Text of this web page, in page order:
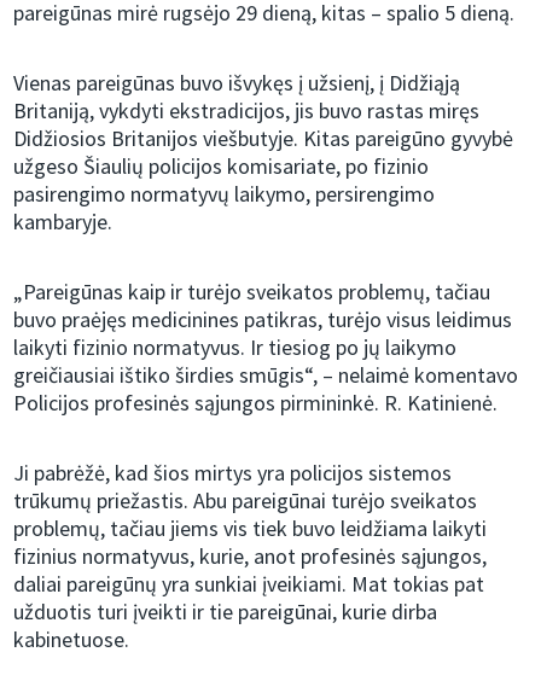
pareigūnas mirė rugsėjo 29 dieną, kitas – spalio 5 dieną.
Vienas pareigūnas buvo išvykęs į užsienį, į Didžiąją
Britaniją, vykdyti ekstradicijos, jis buvo rastas miręs
Didžiosios Britanijos viešbutyje. Kitas pareigūno gyvybė
užgeso Šiaulių policijos komisariate, po fizinio
pasirengimo normatyvų laikymo, persirengimo
kambaryje.
„Pareigūnas kaip ir turėjo sveikatos problemų, tačiau
buvo praėjęs medicinines patikras, turėjo visus leidimus
laikyti fizinio normatyvus. Ir tiesiog po jų laikymo
greičiausiai ištiko širdies smūgis“, – nelaimė komentavo
Policijos profesinės sąjungos pirmininkė. R. Katinienė.
Ji pabrėžė, kad šios mirtys yra policijos sistemos
trūkumų priežastis. Abu pareigūnai turėjo sveikatos
problemų, tačiau jiems vis tiek buvo leidžiama laikyti
fizinius normatyvus, kurie, anot profesinės sąjungos,
daliai pareigūnų yra sunkiai įveikiami. Mat tokias pat
užduotis turi įveikti ir tie pareigūnai, kurie dirba
kabinetuose.